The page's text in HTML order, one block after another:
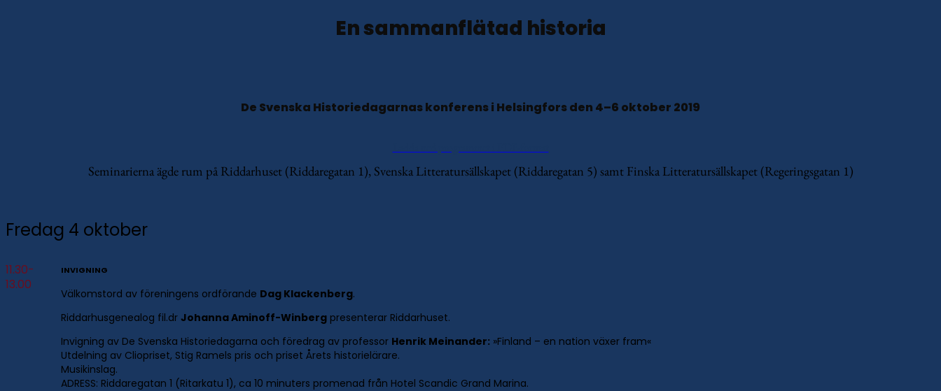
En sammanflätad historia
De Svenska Historiedagarnas konferens i Helsingfors den 4–6 oktober 2019
Seminarierna ägde rum på Riddarhuset (Riddaregatan 1), Svenska Litteratursällskapet (Riddaregatan 5) samt Finska Litteratursällskapet (Regeringsgatan 1)
Fredag 4 oktober
11.30-
13.00
INVIGNING
Välkomstord av föreningens ordförande Dag Klackenberg.
Riddarhusgenealog fil.dr Johanna Aminoff-Winberg presenterar Riddarhuset.
Invigning av De Svenska Historiedagarna och föredrag av professor Henrik Meinander: »Finland – en nation växer fram«
Utdelning av Cliopriset, Stig Ramels pris och priset Årets historielärare.
Musikinslag.
ADRESS: Riddaregatan 1 (Ritarkatu 1), ca 10 minuters promenad från Hotel Scandic Grand Marina.